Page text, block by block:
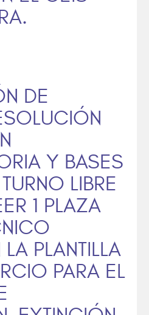
DE
Y BASES
LIBRE
1 PLAZA
PLANTILLA
PARA EL